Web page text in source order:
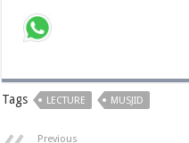
Tags LECTURE MUSJID
Previous